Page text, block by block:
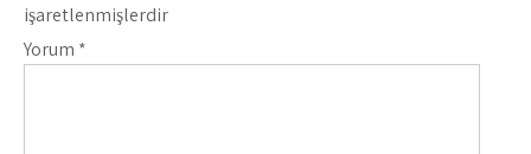
işaretlenmişlerdir
Yorum *